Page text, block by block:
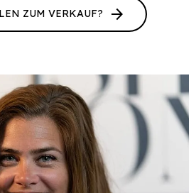
ZUM VERKAUF? arrow_forward